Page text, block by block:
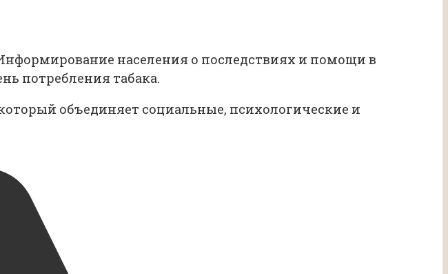
населения о последствиях и помощи в
потребления табака.
объединяет социальные, психологические и